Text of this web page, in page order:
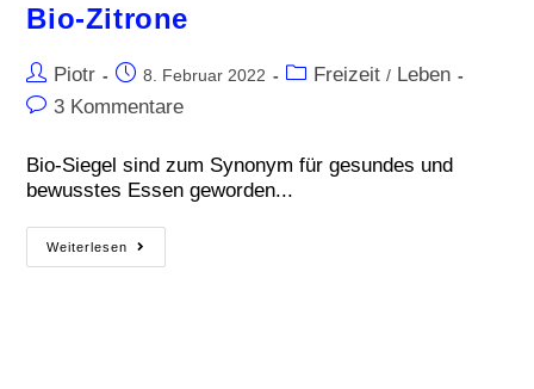
Bio-Zitrone
Piotr 8. Februar 2022 Freizeit / Leben
3 Kommentare
Bio-Siegel sind zum Synonym für gesundes und
bewusstes Essen geworden...
Weiterlesen